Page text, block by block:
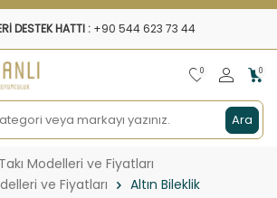
DESTEK HATTI : +90 544 623 73 44
Ara
0 0
Modelleri ve Fiyatları
ve Fiyatları
Altın Bileklik